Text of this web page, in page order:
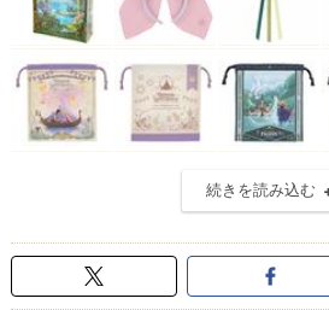
続きを読み込む